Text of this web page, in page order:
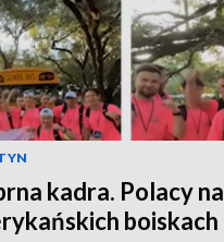
kadra. Polacy na
boiskach